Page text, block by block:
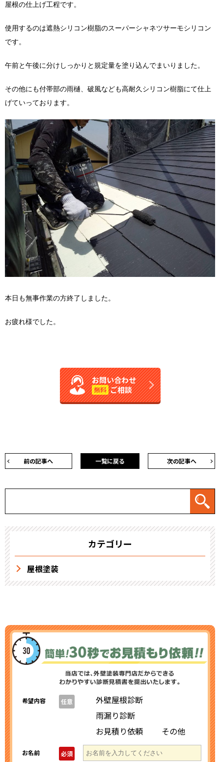
屋根の仕上げ工程です。
使用するのは遮熱シリコン樹脂のスーパーシャネツサーモシリコン
です。
午前と午後に分けしっかりと規定量を塗り込んでまいりました。
その他にも付帯部の雨樋、破風なども高耐久シリコン樹脂にて仕上
げていっております。
本日も無事作業の方終了しました。
お疲れ様でした。
お問い合わせ
無料 ご相談
前の記事へ 次の記事へ
一覧に戻る
カテゴリー
屋根塗装
希望内容 任意
外壁屋根診断
雨漏り診断
お見積り依頼
その他
お名前 必須